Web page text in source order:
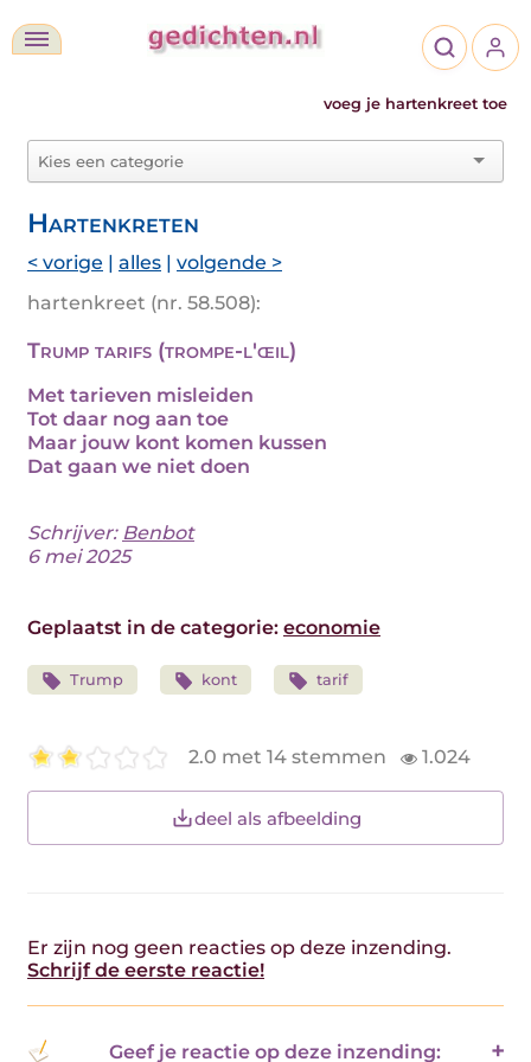
voeg je hartenkreet toe
Hartenkreten
< vorige | alles | volgende >
hartenkreet (nr. 58.508):
Trump tarifs (trompe-l'œil)
Met tarieven misleiden
Tot daar nog aan toe
Maar jouw kont komen kussen
Dat gaan we niet doen
Schrijver: Benbot
6 mei 2025
Geplaatst in de categorie: economie
Trump kont tarif
2.0 met 14 stemmen 1.024
deel als afbeelding
Er zijn nog geen reacties op deze inzending.
Schrijf de eerste reactie!
Geef je reactie op deze inzending: